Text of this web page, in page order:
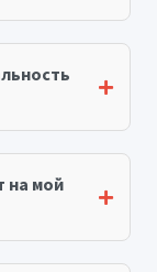
на мой